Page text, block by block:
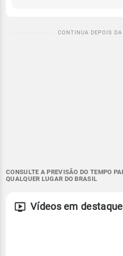
CONSULTE A PREVISÃO DO TEMPO
QUALQUER LUGAR DO BRASIL
Vídeos em destaque